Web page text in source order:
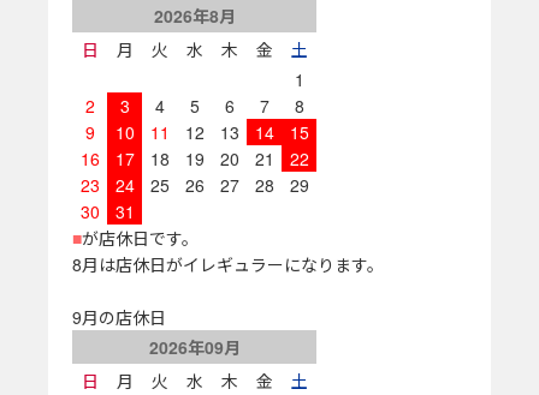
2026年8月
日
月 火 水 木 金
土
1
2
3 4 5 6 7
8
9
10 11 12 13 14
15
16
17 18 19 20 21
22
23
24 25 26 27 28
29
30
31
■が店休日です。
8月は店休日がイレギュラーになります。
9月の店休日
2026年09月
日
月 火 水 木 金
土